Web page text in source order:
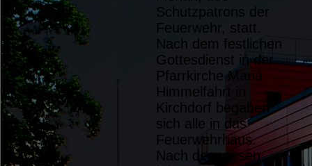
Schutzpatrons der
Feuerwehr, statt.
Nach dem festlichen
Gottesdienst in der
Pfarrkirche Mariä
Himmelfahrt in
Kirchdorf begaben
sich alle in das
Feuerwehrhaus.
Nach dem essen